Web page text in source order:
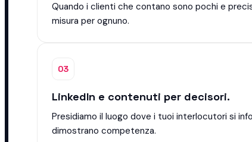
Quando i clienti che contano sono pochi e
misura per ognuno.
03
LinkedIn e contenuti per decisori.
Presidiamo il luogo dove i tuoi interlocutori si
dimostrano competenza.